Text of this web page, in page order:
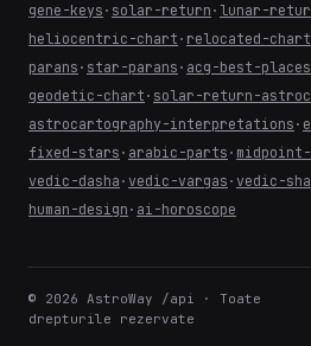
gene-keys · solar-return · lunar-
heliocentric-chart · relocated-chart
parans · star-parans · acg-best-places
geodetic-chart · solar-return-
astrocartography-interpretations ·
fixed-stars · arabic-parts ·
vedic-dasha · vedic-vargas · vedic-
human-design · ai-horoscope
© 2026 AstroWay /api · Toate
drepturile rezervate